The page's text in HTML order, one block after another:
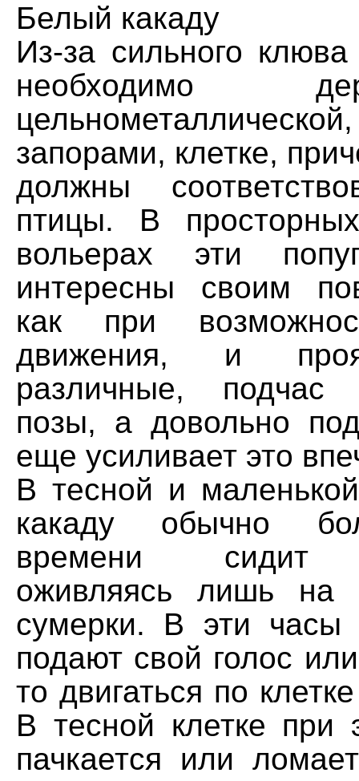
Белый какаду
Из-за сильного
необходимо
запорами, клетке,
должны
птицы. В
вольерах эти
интересны своим
как при
движения, и
различные, подчас
позы, а довольно
еще усиливает это
В тесной и
какаду обычно
времени сидит
оживляясь лишь на
сумерки. В эти
подают свой голос
то двигаться по
В тесной клетке при
пачкается или